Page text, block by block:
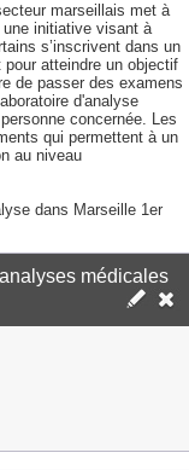
marseillais met à
initiative visant à
s’inscrivent dans un
atteindre un objectif
de passer des examens
d'analyse
concernée. Les
qui permettent à un
au niveau
dans Marseille 1er
médicales